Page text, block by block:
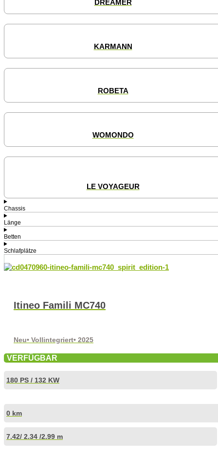
DREAMER
KARMANN
ROBETA
WOMONDO
LE VOYAGEUR
Chassis
Länge
Betten
Schlafplätze
Itineo Famili MC740
Neu• Vollintegriert• 2025
VERFÜGBAR
180 PS / 132 KW
0 km
7.42/ 2.34 /2.99 m